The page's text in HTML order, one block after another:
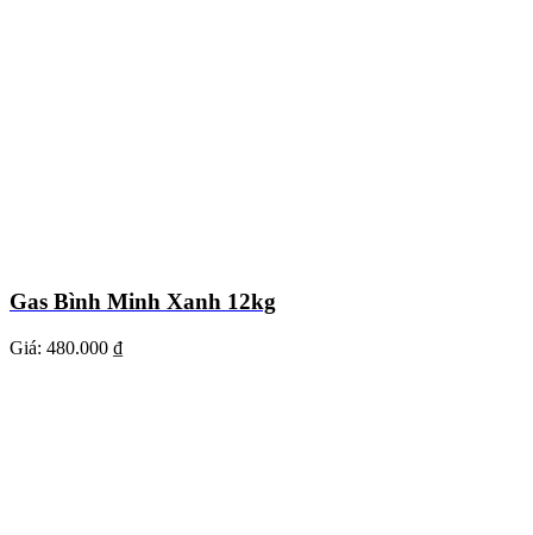
Gas Bình Minh Xanh 12kg
Giá: 480.000 ₫